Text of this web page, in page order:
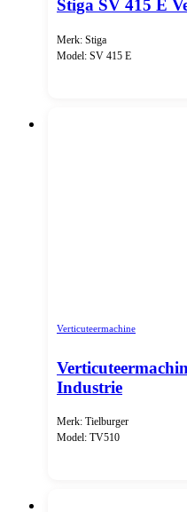
Stiga SV 415 E
Merk: Stiga
Model: SV 415 E
Verticuteermachine
Industrie
Merk: Tielburger
Model: TV510